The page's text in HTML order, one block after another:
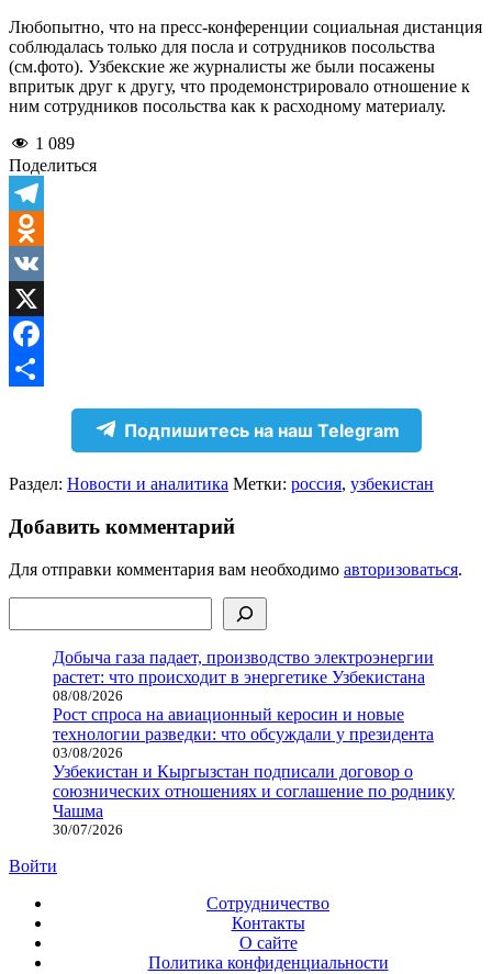
Любопытно, что на пресс-конференции социальная дистанция
соблюдалась только для посла и сотрудников посольства
(см.фото). Узбекские же журналисты же были посажены
впритык друг к другу, что продемонстрировало отношение к
ним сотрудников посольства как к расходному материалу.
1 089
Поделиться
Telegram
Odnoklassniki
VK
X
Facebook
Подпишитесь на наш Telegram
Раздел: Новости и аналитика Метки: россия, узбекистан
Добавить комментарий
Для отправки комментария вам необходимо авторизоваться.
Добыча газа падает, производство электроэнергии
растет: что происходит в энергетике Узбекистана
08/08/2026
Рост спроса на авиационный керосин и новые
технологии разведки: что обсуждали у президента
03/08/2026
Узбекистан и Кыргызстан подписали договор о
союзнических отношениях и соглашение по роднику
Чашма
30/07/2026
Войти
Сотрудничество
Контакты
О сайте
Политика конфиденциальности